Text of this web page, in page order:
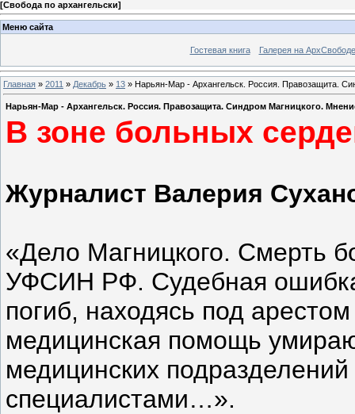
[Свобода по архангельски]
Меню сайта
Гостевая книга Галерея на АрхСвободе
Главная » 2011 » Декабрь » 13 » Нарьян-Мар - Архангельск. Россия. Правозащита.
Нарьян-Мар - Архангельск. Россия. Правозащита. Синдром Магницкого.
В зоне больных
Журналист Валерия
«Дело Магницкого. Смерть
УФСИН РФ. Судебная
погиб, находясь под
медицинская помощь
медицинских
специалистами…».